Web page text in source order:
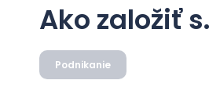
Ako založiť
Podnikanie